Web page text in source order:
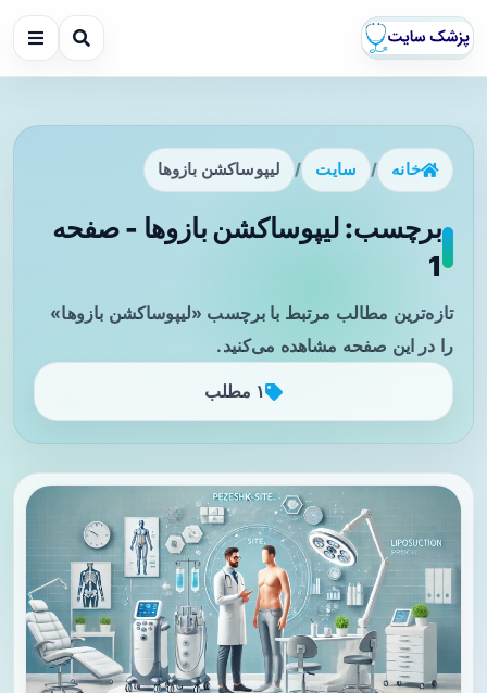
خانه / سایت / لیپوساکشن بازوها
برچسب: لیپوساکشن بازوها - صفحه
1
تازه‌ترین مطالب مرتبط با برچسب «لیپوساکشن بازوها»
را در این صفحه مشاهده می‌کنید.
۱ مطلب